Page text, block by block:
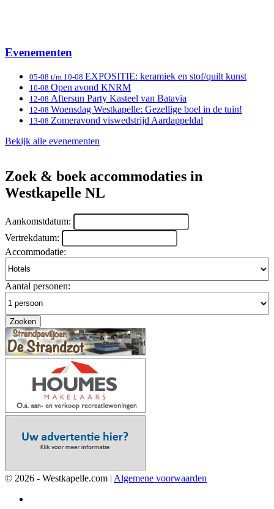
Evenementen
05-08 t/m 10-08 EXPOSITIE: keramiek en stof/quilt kunst
10-08 Open avond KNRM
12-08 Aftersun Party Kasteel van Batavia
12-08 Woensdag Westkapelle: Gezellige boel in de tuin!
13-08 Zomeravond viswedstrijd Aardappeldal
Bekijk alle evenementen
Zoek & boek accommodaties in
Westkapelle NL
Aankomstdatum:
Vertrekdatum:
Accommodatie:
Aantal personen:
Zoeken
© 2026 - Westkapelle.com | Algemene voorwaarden